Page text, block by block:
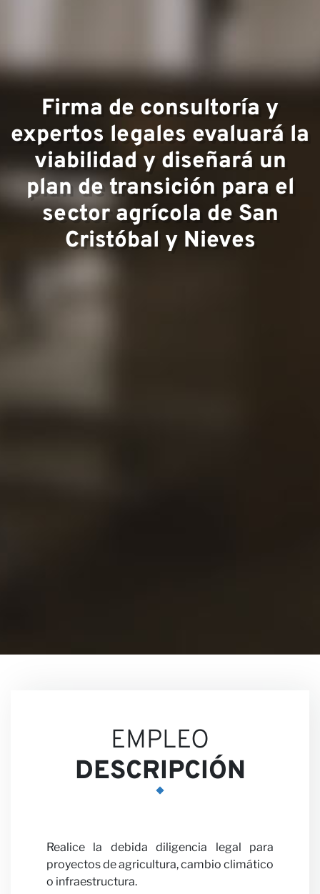
Equipo
Firma de consultoría y
expertos legales evaluará la
viabilidad y diseñará un
plan de transición para el
sector agrícola de San
Cristóbal y Nieves
EMPLEO
DESCRIPCIÓN
Realice la debida diligencia legal para
proyectos de agricultura, cambio climático
o infraestructura.